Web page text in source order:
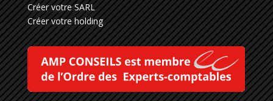
Créer votre SARL
Créer votre holding